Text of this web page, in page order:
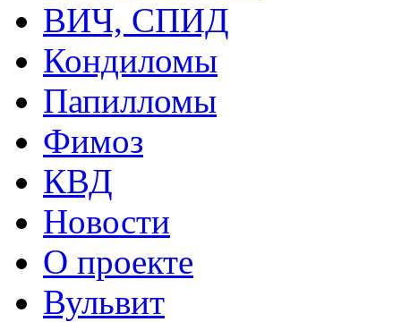
ВИЧ, СПИД
Кондиломы
Папилломы
Фимоз
КВД
Новости
О проекте
Вульвит